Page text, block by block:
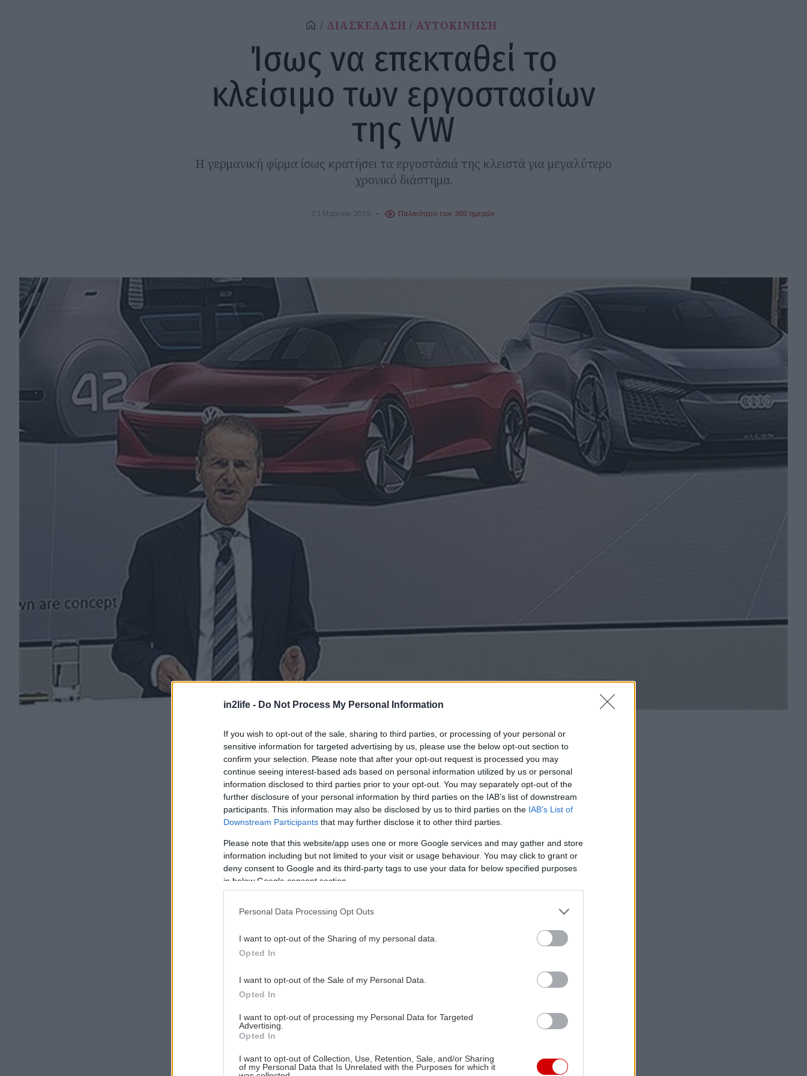
in2life - Do Not Process My Personal Information
If you wish to opt-out of the sale, sharing to third parties, or processing of your personal or
sensitive information for targeted advertising by us, please use the below opt-out section to
confirm your selection. Please note that after your opt-out request is processed you may
continue seeing interest-based ads based on personal information utilized by us or personal
information disclosed to third parties prior to your opt-out. You may separately opt-out of the
further disclosure of your personal information by third parties on the IAB’s list of downstream
participants. This information may also be disclosed by us to third parties on the IAB’s List of
Downstream Participants that may further disclose it to other third parties.
Please note that this website/app uses one or more Google services and may gather and store
information including but not limited to your visit or usage behaviour. You may click to grant or
deny consent to Google and its third-party tags to use your data for below specified purposes
in below Google consent section.
Personal Data Processing Opt Outs
I want to opt-out of the Sharing of my personal data.
Opted In
I want to opt-out of the Sale of my Personal Data.
Opted In
I want to opt-out of processing my Personal Data for Targeted
Advertising.
Opted In
I want to opt-out of Collection, Use, Retention, Sale, and/or Sharing
of my Personal Data that Is Unrelated with the Purposes for which it
ΔΙΑΣΚΕΔΑΣΗ ΑΥΤΟΚΙΝΗΣΗ
Ίσως να επεκταθεί το
κλείσιμο των εργοστασίων
της VW
Η γερμανική φίρμα ίσως κρατήσει τα εργοστάσιά της κλειστά για μεγαλύτερο
χρονικό διάστημα.
23 Μαρτίου 2020 Παλαιότερο των 360 ημερών